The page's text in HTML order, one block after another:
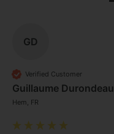
GD
Verified Customer
Guillaume Durondeau
Hem, FR